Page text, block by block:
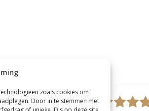
zoals cookies om
Door in te stemmen met
500 beoordelingen
9 juli 2025